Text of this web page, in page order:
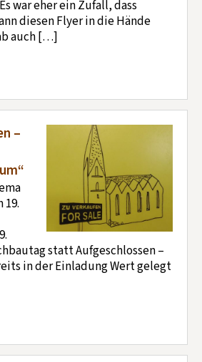
war eher ein Zufall, dass
diesen Flyer in die Hände
auch […]
–
statt Aufgeschlossen –
in der Einladung Wert gelegt